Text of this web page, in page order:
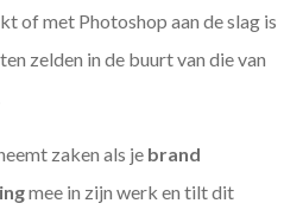
of met Photoshop aan de slag is
zelden in de buurt van die van
zaken als je brand
mee in zijn werk en tilt dit